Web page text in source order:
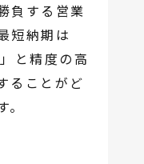
負する営業
短納期は
と精度の高
ることがど